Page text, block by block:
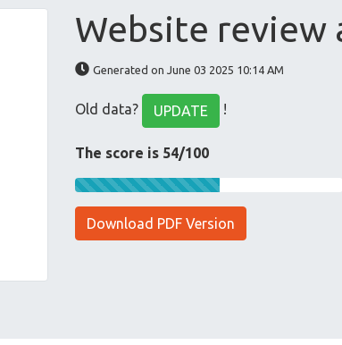
Website review
Generated on June 03 2025 10:14 AM
Old data? UPDATE !
The score is 54/100
Download PDF Version